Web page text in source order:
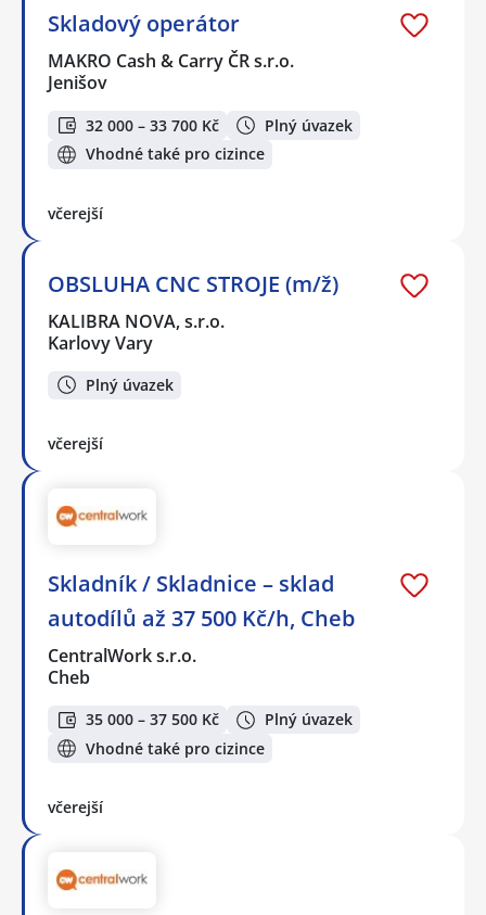
Skladový operátor
MAKRO Cash & Carry ČR s.r.o.
Jenišov
32 000 – 33 700 Kč
Plný úvazek
Vhodné také pro cizince
včerejší
OBSLUHA CNC STROJE (m/ž)
KALIBRA NOVA, s.r.o.
Karlovy Vary
Plný úvazek
včerejší
Skladník / Skladnice – sklad
autodílů až 37 500 Kč/h, Cheb
CentralWork s.r.o.
Cheb
35 000 – 37 500 Kč
Plný úvazek
Vhodné také pro cizince
včerejší